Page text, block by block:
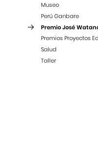
Museo
Perú Ganbare
Premio José
Premios Proyectos
Salud
Taller